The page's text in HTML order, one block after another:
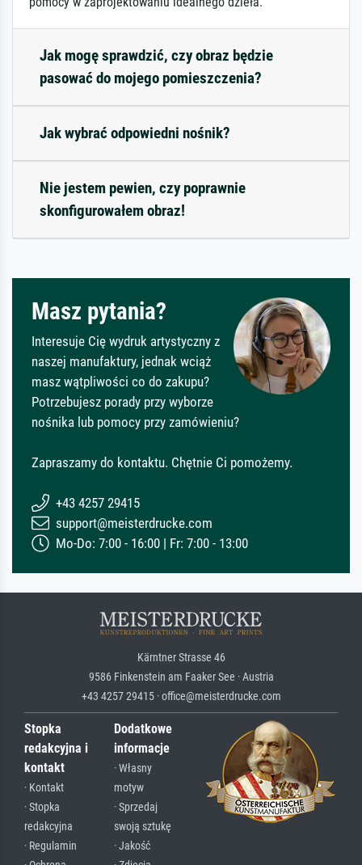
Jak mogę sprawdzić, czy obraz będzie
pasować do mojego pomieszczenia?
Jak wybrać odpowiedni nośnik?
Nie jestem pewien, czy poprawnie
skonfigurowałem obraz!
Masz pytania?
Interesuje Cię wydruk artystyczny z
naszej manufaktury, jednak wciąż
masz wątpliwości co do zakupu?
Potrzebujesz porady przy wyborze
nośnika lub pomocy przy zamówieniu?
Zapraszamy do kontaktu. Chętnie Ci pomożemy.
+43 4257 29415
support@meisterdrucke.com
Mo-Do: 7:00 - 16:00 | Fr: 7:00 - 13:00
Kärntner Strasse 46
9586 Finkenstein am Faaker See · Austria
+43 4257 29415 · office@meisterdrucke.com
Stopka
redakcyjna i
kontakt
· Kontakt
· Stopka
redakcyjna
· Regulamin
Dodatkowe
informacje
· Własny
motyw
· Sprzedaj
swoją sztukę
· Jakość